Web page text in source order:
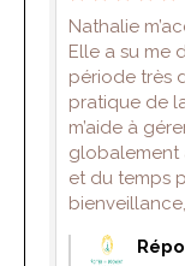
Nathalie
Elle a su me
période très
pratique de
m’aide à
globalement
et du temps